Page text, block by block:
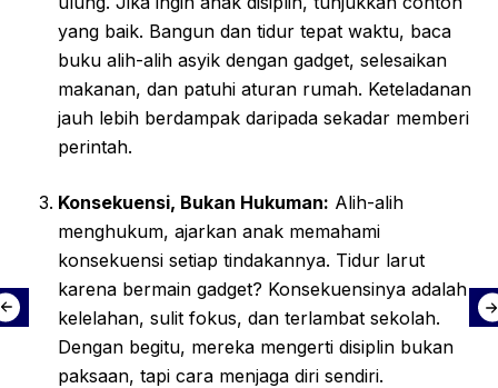
yang baik. Bangun dan tidur tepat waktu, baca
buku alih-alih asyik dengan gadget, selesaikan
makanan, dan patuhi aturan rumah. Keteladanan
jauh lebih berdampak daripada sekadar memberi
perintah.
Konsekuensi, Bukan Hukuman: Alih-alih
menghukum, ajarkan anak memahami
konsekuensi setiap tindakannya. Tidur larut
karena bermain gadget? Konsekuensinya adalah
kelelahan, sulit fokus, dan terlambat sekolah.
Dengan begitu, mereka mengerti disiplin bukan
paksaan, tapi cara menjaga diri sendiri.